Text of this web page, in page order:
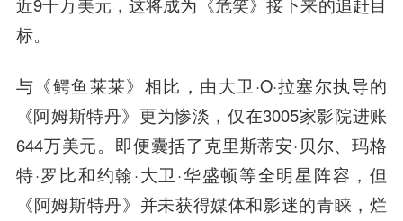
标。
与《鳄鱼莱莱》相比，由大卫·O·拉塞尔执导的
《阿姆斯特丹》更为惨淡，仅在3005家影院进账
644万美元。即便囊括了克里斯蒂安·贝尔、玛格
特·罗比和约翰·大卫·华盛顿等全明星阵容，但
《阿姆斯特丹》并未获得媒体和影迷的青睐，烂